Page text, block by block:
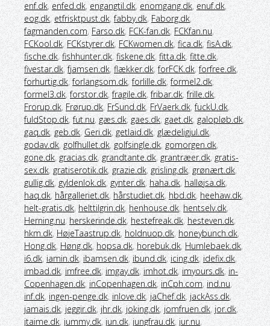
enf.dk, enfed.dk, engangtil.dk, enomgang.dk, enuf.dk,
eog.dk, etfrisktpust.dk,fabby.dk, Faborg.dk,
fagmanden.com, Farso.dk, FCK-fan.dk, FCKfan.nu,
FCKool.dk, FCKstyrer.dk, FCKwomen.dk, fica.dk, fisA.dk,
fische.dk, fishhunter.dk, fiskene.dk, fitta.dk, fitte.dk,
fivestar.dk,fjamsen.dk, flækker.dk,forFCK.dk,forfree.dk,
forhurtig.dk,forlangsom.dk,forlille.dk,formel2.dk,
formel3.dk,forstor.dk,fragile.dk,fribar.dk,frille.dk,
Frorup.dk, Frørup.dk, FrSund.dk, FrVaerk.dk,fuckU.dk,
fuldStop.dk,fut.nu, gæs.dk, gaes.dk, gaet.dk, galopløb.dk,
gaq.dk, geb.dk, Geri.dk, getlaid.dk, glædeligjul.dk,
godav.dk, golfhullet.dk, golfsingle.dk, gomorgen.dk,
gone.dk, gracias.dk, grandtante.dk, grantræer.dk, gratis-
sex.dk, gratiserotik.dk, grazie.dk, grisling.dk, grønært.dk,
gullig.dk, gyldenlok.dk, gynter.dk, haha.dk, halløjsa.dk,
haq.dk, hårgalleriet.dk, hårstudiet.dk, hbd.dk, heehaw.dk,
helt-gratis.dk, helttilgrin.dk, henhouse.dk, hentselv.dk,
Herning.nu, herskerinde.dk, hestefreak.dk, hesteven.dk,
hkm.dk, HøjeTaastrup.dk, holdnuop.dk, honeybunch.dk,
Hong.dk, Høng.dk, hopsa.dk, horebuk.dk, Humlebaek.dk,
i6.dk, iamin.dk, ibamsen.dk, ibund.dk, icing.dk, idefix.dk,
imbad.dk, imfree.dk, imgay.dk, imhot.dk, imyours.dk, in-
Copenhagen.dk, inCopenhagen.dk, inCph.com, ind.nu,
inf.dk, ingen-penge.dk, inlove.dk, jaChef.dk, jackAss.dk,
jamais.dk, jeggir.dk, jhr.dk, joking.dk, jomfruen.dk, jor.dk,
jtaime.dk, jummy.dk, jun.dk, jungfrau.dk, jur.nu,